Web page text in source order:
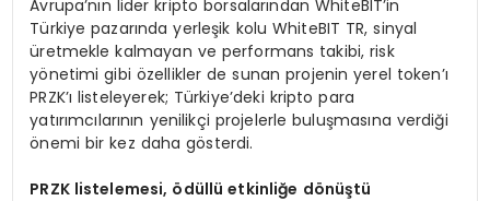
Avrupa’nın lider kripto borsalarından WhiteBIT’in
Türkiye pazarında yerleşik kolu WhiteBIT TR, sinyal
üretmekle kalmayan ve performans takibi, risk
yönetimi gibi özellikler de sunan projenin yerel token’ı
PRZK’ı listeleyerek; Türkiye’deki kripto para
yatırımcılarının yenilikçi projelerle buluşmasına verdiği
önemi bir kez daha gösterdi.
PRZK listelemesi, ödüllüetkinliğe dönüştü